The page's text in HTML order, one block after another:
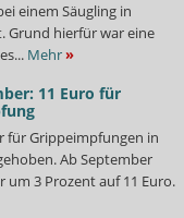
einem Säugling in
Grund hierfür war eine
Mehr»
11 Euro für
für Grippeimpfungen in
Ab September
3 Prozent auf 11 Euro.